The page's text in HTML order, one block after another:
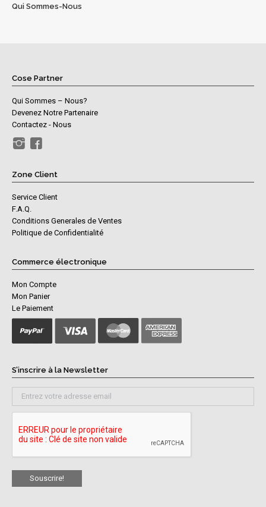
Qui Sommes-Nous
Cose Partner
Qui Sommes – Nous?
Devenez Notre Partenaire
Contactez - Nous
Zone Client
Service Client
F.A.Q.
Conditions Generales de Ventes
Politique de Confidentialité
Commerce électronique
Mon Compte
Mon Panier
Le Paiement
S’inscrire à la Newsletter